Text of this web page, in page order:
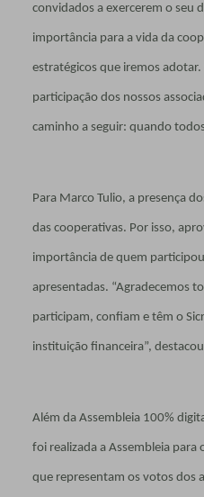
convidados a exercerem o seu
importância para a vida da
estratégicos que iremos
participação dos nossos
caminho a seguir: quando
Para Marco Tulio, a presença
das cooperativas. Por isso,
importância de quem
apresentadas. “Agradecemos
participam, confiam e têm o
instituição financeira”,
Além da Assembleia 100%
foi realizada a Assembleia para
que representam os votos dos